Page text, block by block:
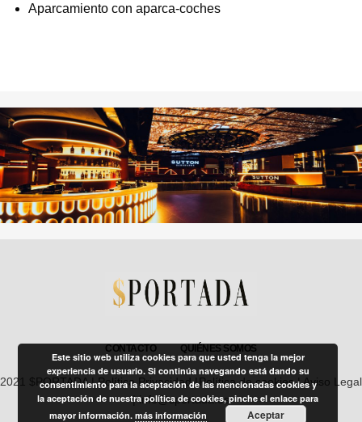
Aparcamiento con aparca-coches
CONTACTO QUIÉNES SOMOS
2021 $PORTADA |Política Privacidad|Política de cookies|Aviso Legal
| info@sportada.es
Este sitio web utiliza cookies para que usted tenga la mejor
experiencia de usuario. Si continúa navegando está dando su
consentimiento para la aceptación de las mencionadas cookies y
la aceptación de nuestra política de cookies, pinche el enlace para
mayor información.más información Aceptar